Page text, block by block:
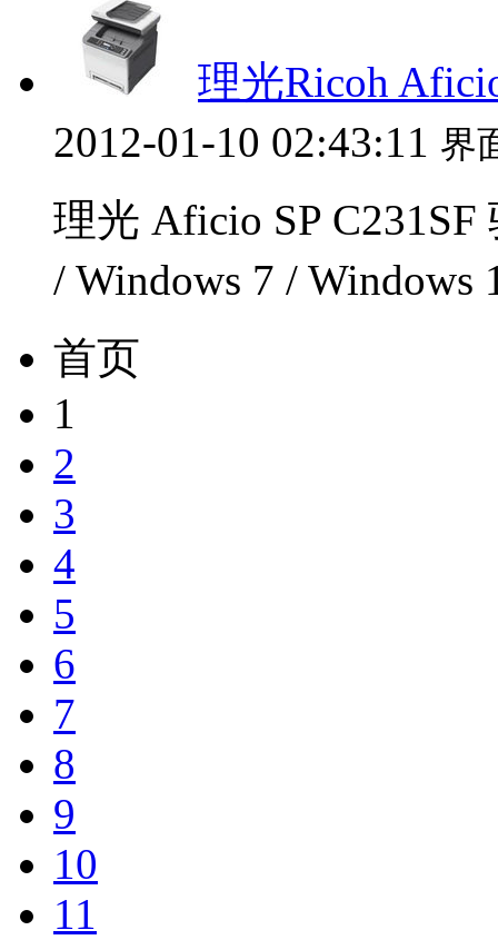
理光Ricoh
2012-01-10 02:43:11 界
理光 Aficio SP
/ Windows 7 /
首页
1
2
3
4
5
6
7
8
9
10
11